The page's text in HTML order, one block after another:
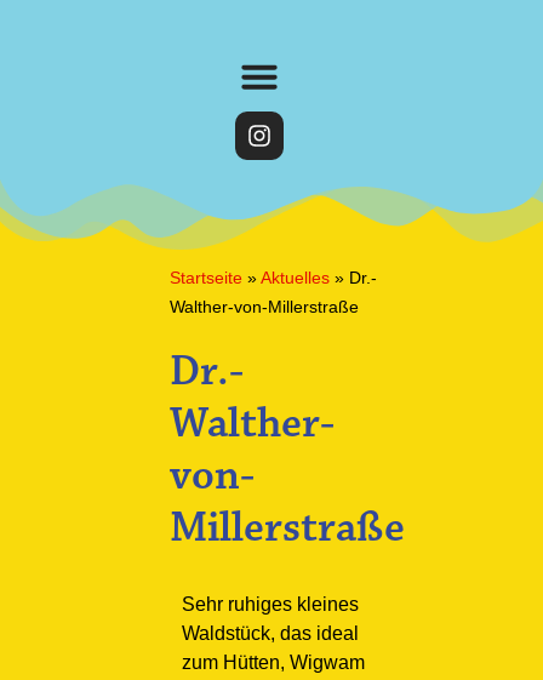
Startseite »Aktuelles » Dr.-
Walther-von-Millerstraße
Dr.-
Walther-
von-
Millerstraße
Sehr ruhiges kleines
Waldstück, das ideal
zum Hütten, Wigwam